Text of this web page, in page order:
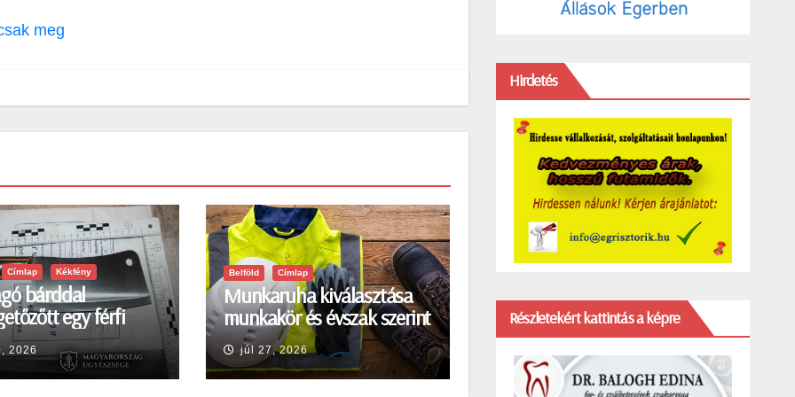
meg
Címlap Kékfény
bárddal
egy férfi
2026
Belföld Címlap
Munkaruha kiválasztása
munkakör és évszak szerint
júl 27, 2026
Hirdetés
Részletekért kattintás a képre